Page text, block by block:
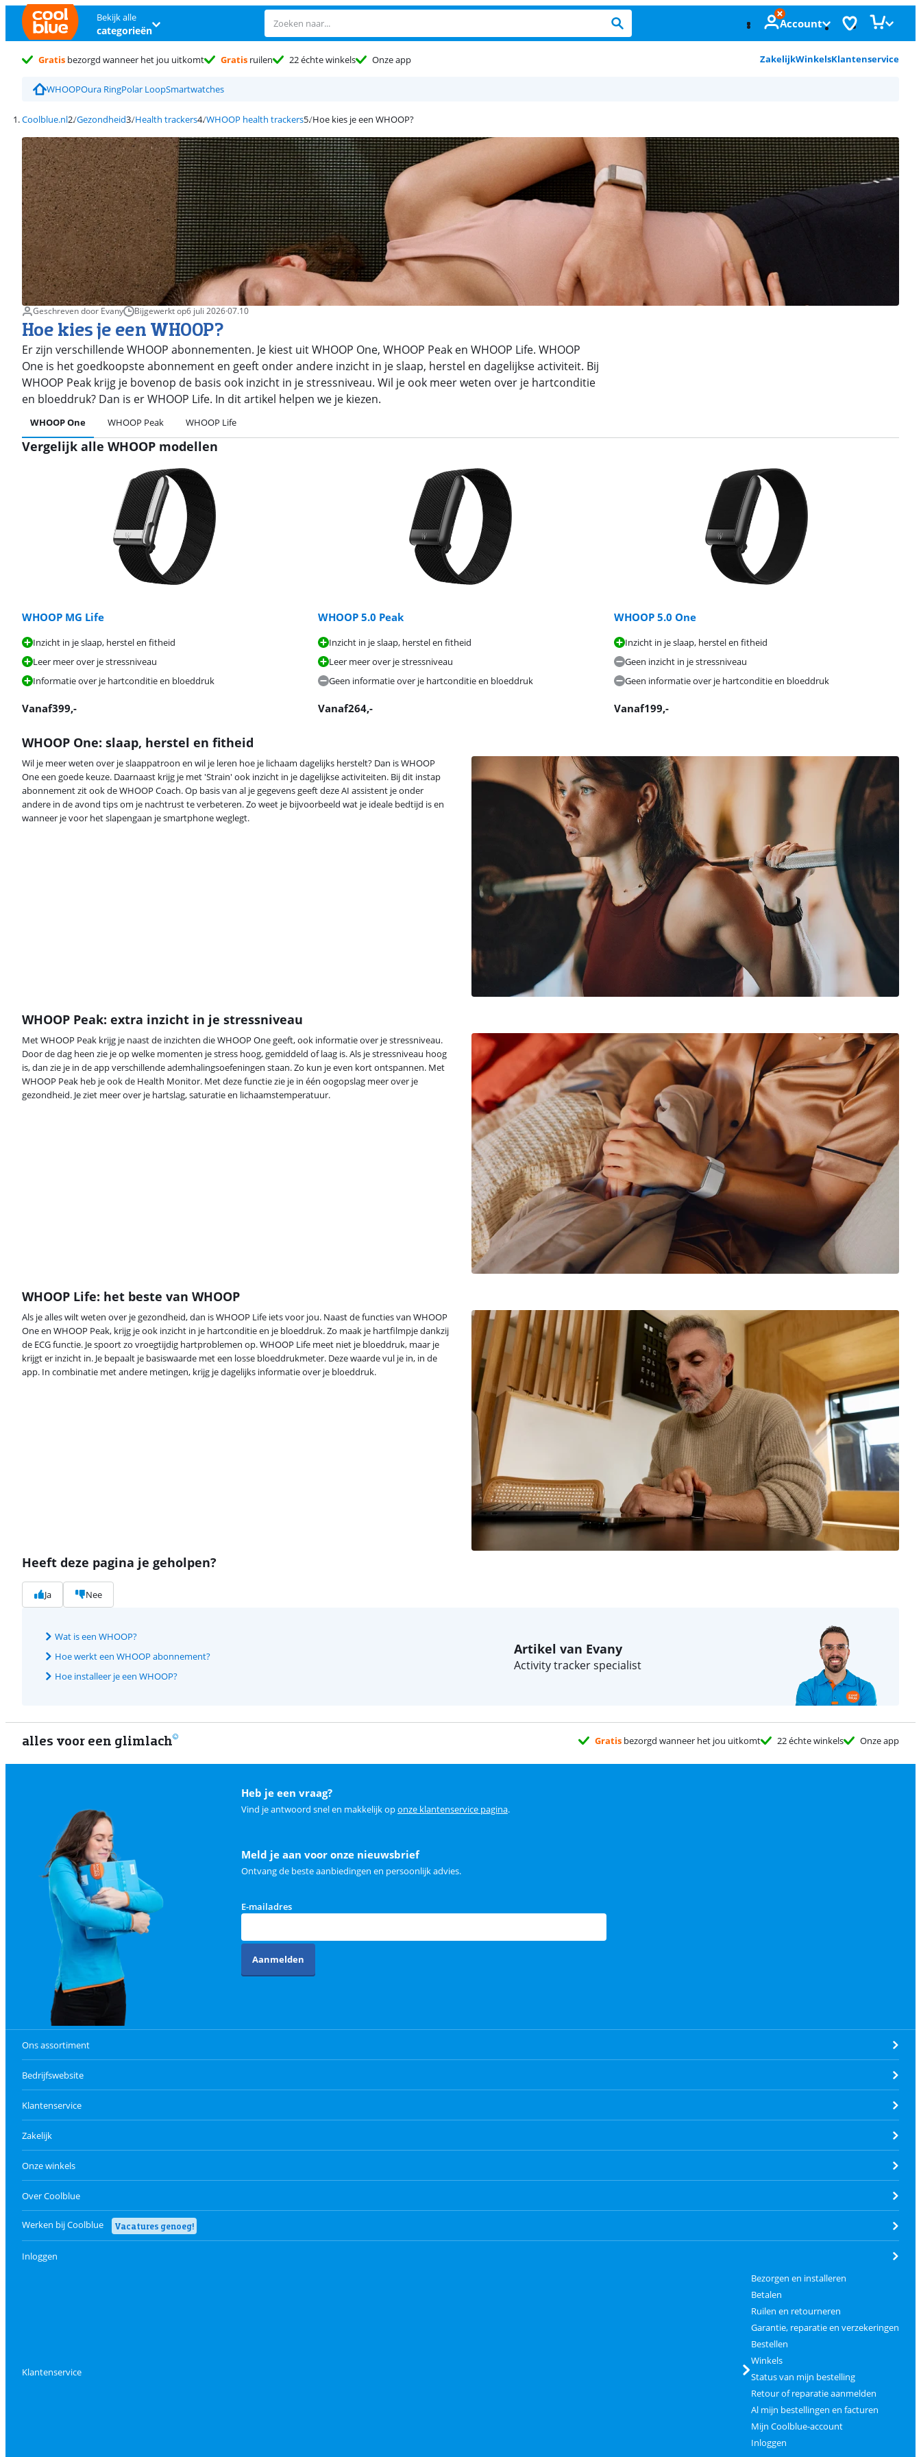
Bekijk alle
categorieën Account
Gratis bezorgd wanneer het jou uitkomt Gratis ruilen 22 échte winkels Onze app ZakelijkWinkelsKlantenservice
WHOOPOura RingPolar LoopSmartwatches
Coolblue.nl Gezondheid Health trackers WHOOP health trackers Hoe kies je een WHOOP?
Geschreven door Evany Bijgewerkt op6 juli 2026·07.10
Hoe kies je een WHOOP?
Er zijn verschillende WHOOP abonnementen. Je kiest uit WHOOP One, WHOOP Peak en WHOOP Life. WHOOP
One is het goedkoopste abonnement en geeft onder andere inzicht in je slaap, herstel en dagelijkse activiteit. Bij
WHOOP Peak krijg je bovenop de basis ook inzicht in je stressniveau. Wil je ook meer weten over je hartconditie
en bloeddruk? Dan is er WHOOP Life. In dit artikel helpen we je kiezen.
WHOOP One WHOOP Peak WHOOP Life
Vergelijk alle WHOOP modellen
WHOOP MG Life
Inzicht in je slaap, herstel en fitheid
Leer meer over je stressniveau
Informatie over je hartconditie en bloeddruk
Vanaf399,-
WHOOP 5.0 Peak
Inzicht in je slaap, herstel en fitheid
Leer meer over je stressniveau
Geen informatie over je hartconditie en bloeddruk
Vanaf264,-
WHOOP 5.0 One
Inzicht in je slaap, herstel en fitheid
Geen inzicht in je stressniveau
Geen informatie over je hartconditie en bloeddruk
Vanaf199,-
WHOOP One: slaap, herstel en fitheid
Wil je meer weten over je slaappatroon en wil je leren hoe je lichaam dagelijks herstelt? Dan is WHOOP
One een goede keuze. Daarnaast krijg je met 'Strain' ook inzicht in je dagelijkse activiteiten. Bij dit instap
abonnement zit ook de WHOOP Coach. Op basis van al je gegevens geeft deze AI assistent je onder
andere in de avond tips om je nachtrust te verbeteren. Zo weet je bijvoorbeeld wat je ideale bedtijd is en
wanneer je voor het slapengaan je smartphone weglegt.
WHOOP Peak: extra inzicht in je stressniveau
Met WHOOP Peak krijg je naast de inzichten die WHOOP One geeft, ook informatie over je stressniveau.
Door de dag heen zie je op welke momenten je stress hoog, gemiddeld of laag is. Als je stressniveau hoog
is, dan zie je in de app verschillende ademhalingsoefeningen staan. Zo kun je even kort ontspannen. Met
WHOOP Peak heb je ook de Health Monitor. Met deze functie zie je in één oogopslag meer over je
gezondheid. Je ziet meer over je hartslag, saturatie en lichaamstemperatuur.
WHOOP Life: het beste van WHOOP
Als je alles wilt weten over je gezondheid, dan is WHOOP Life iets voor jou. Naast de functies van WHOOP
One en WHOOP Peak, krijg je ook inzicht in je hartconditie en je bloeddruk. Zo maak je hartfilmpje dankzij
de ECG functie. Je spoort zo vroegtijdig hartproblemen op. WHOOP Life meet niet je bloeddruk, maar je
krijgt er inzicht in. Je bepaalt je basiswaarde met een losse bloeddrukmeter. Deze waarde vul je in, in de
app. In combinatie met andere metingen, krijg je dagelijks informatie over je bloeddruk.
Heeft deze pagina je geholpen?
Ja Nee
Wat is een WHOOP?
Hoe werkt een WHOOP abonnement?
Hoe installeer je een WHOOP?
Artikel van Evany
Activity tracker specialist
alles voor een glimlach Gratis bezorgd wanneer het jou uitkomt 22 échte winkels Onze app
Heb je een vraag?
Vind je antwoord snel en makkelijk oponze klantenservice pagina.
Meld je aan voor onze nieuwsbrief
Ontvang de beste aanbiedingen en persoonlijk advies.
E-mailadres
Aanmelden
Ons assortiment
Bedrijfswebsite
Klantenservice
Zakelijk
Onze winkels
Over Coolblue
Werken bij Coolblue Vacatures genoeg!
Inloggen
Klantenservice
Bezorgen en installeren
Betalen
Ruilen en retourneren
Garantie, reparatie en verzekeringen
Bestellen
Winkels
Status van mijn bestelling
Retour of reparatie aanmelden
Al mijn bestellingen en facturen
Mijn Coolblue-account
Inloggen